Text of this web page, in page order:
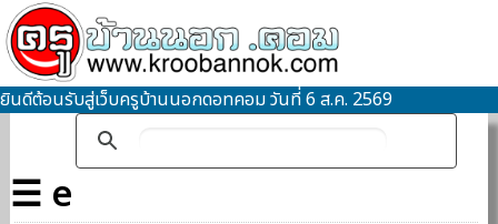
ยินดีต้อนรับสู่เว็บครูบ้านนอกดอทคอม วันที่ 6 ส.ค. 2569
☰ e